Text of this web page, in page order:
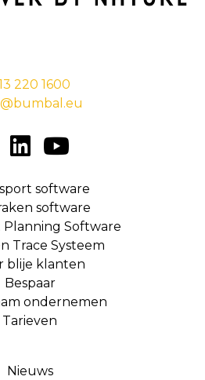
220 1600
software
software
Planning Software
Trace Systeem
blije klanten
Bespaar
ondernemen
Tarieven
Nieuws